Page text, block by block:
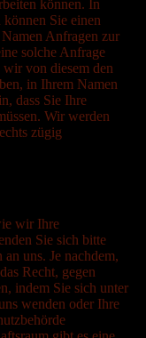
können. In
Sie einen
Anfragen zur
solche Anfrage
von diesem den
in Ihrem Namen
dass Sie Ihre
Wir werden
zügig
wir Ihre
Sie sich bitte
uns. Je nachdem,
Recht, gegen
indem Sie sich unter
wenden oder Ihre